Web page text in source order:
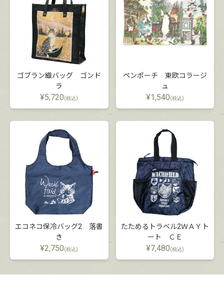
ゴブラン織バッグ ゴンド
ラ
¥5,720(税込)
ペンポーチ 東欧コラージ
ュ
¥1,540(税込)
エコネコ保冷バッグ2 落書
き
¥2,750(税込)
たためるトラベル2ＷＡＹト
ート ＣＥ
¥7,480(税込)